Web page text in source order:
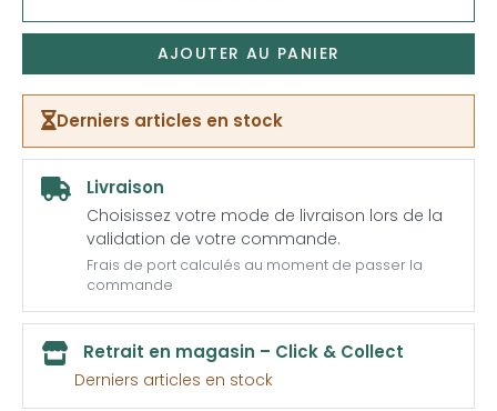
AJOUTER AU PANIER
Derniers articles en stock
Livraison
Choisissez votre mode de livraison lors de la
validation de votre commande.
Frais de port calculés au moment de passer la
commande
Retrait en magasin – Click & Collect
Derniers articles en stock